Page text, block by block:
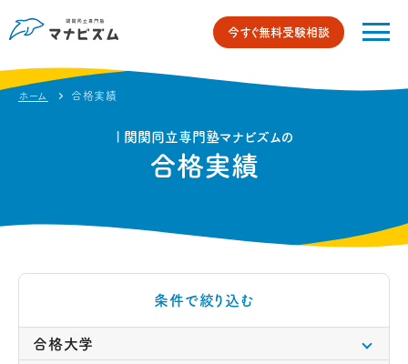
今すぐ無料受験相談
ホーム 合格実績
| 関関同立専門塾マナビズムの
合格実績
条件で絞り込む
合格大学